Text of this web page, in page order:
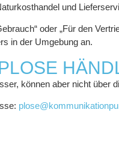
und
oder „Für den
in der Umgebung an.
können aber nicht über